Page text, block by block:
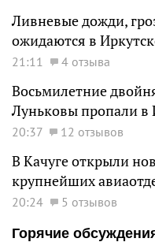
Ливневые дожди,
ожидаются в
21:11 4 отзыва
Восьмилетние
Луньковы пропали в
20:37 12 отзывов
В Качуге открыли
крупнейших
20:24
5 отзывов
Горячие